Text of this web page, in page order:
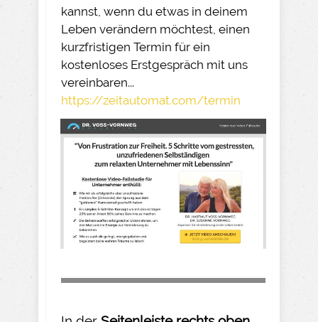
kannst, wenn du etwas in deinem
Leben verändern möchtest, einen
kurzfristigen Termin für ein
kostenloses Erstgespräch mit uns
vereinbaren...
https://zeitautomat.com/termin